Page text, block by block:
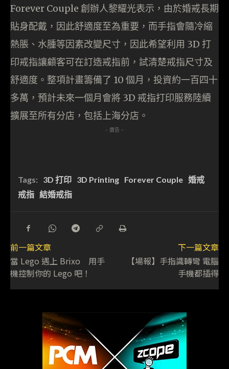
Forever Couple 創辦人黎耀光表示，由於婚戒長期
貼身配戴，因此舒適度至為重要，而手指會隨冷縮
熱脹、水腫等因素改變尺寸，因此希望利用 3D 打
印戒指讓顧客可在訂造戒指前，試清楚戒指尺寸及
舒適度。整項計畫籌備了 10 個月，投資約一百四十
多萬，預計未來一個月會將 3D 戒指打印服務陸續
擴展至所有分店，包括上海分店。
- 廣告 -
Tags: 3D 打印 3D Printing Forever Couple 婚戒
戒指 結婚戒指
前一篇文章
當 Lego 遇上 Brixo 用手
機控制你的 Lego 吧！
下一篇文章
【場報】手指識轉彎 電腦
手機都插得